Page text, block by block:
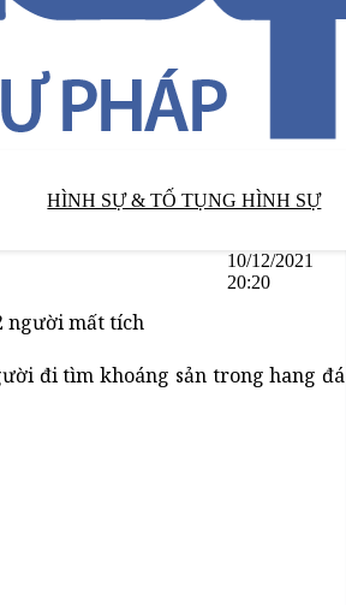
HÌNH SỰ & TỐ TỤNG HÌNH SỰ
10/12/2021
20:20
người mất tích
đi tìm khoáng sản trong hang đá